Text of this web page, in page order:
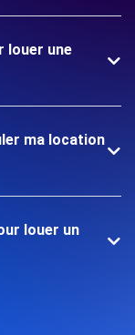
louer une
ma location
louer un